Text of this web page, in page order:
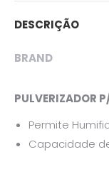
DESCRIÇÃO
BRAND
PULVERIZADOR
Permite
Capacidade